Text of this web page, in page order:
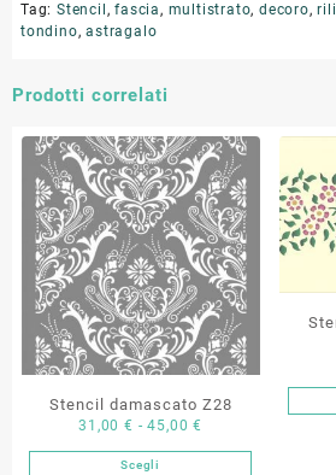
Tag: Stencil ,fascia, multistrato,decoro,
tondino,astragalo
Prodotti correlati
Stencil damascato Z28
31,00€ - 45,00€
di
Scegli